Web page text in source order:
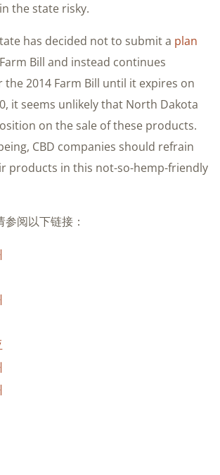
the state risky.
has decided not to submit a plan
Bill and instead continues
2014 Farm Bill until it expires on
it seems unlikely that North Dakota
on the sale of these products.
CBD companies should refrain
products in this not-so-hemp-friendly
阅以下链接：